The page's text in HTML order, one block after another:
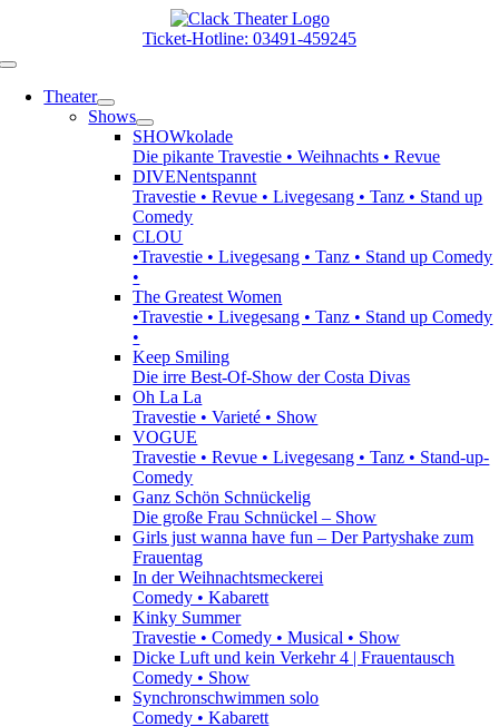
springen
Ticket-Hotline: 03491-459245
Toggle
NavigationTheater
Shows
SHOWkolade
Die pikante Travestie • Weihnachts • Revue
DIVENentspannt
Travestie • Revue • Livegesang • Tanz • Stand up
Comedy
CLOU
•Travestie • Livegesang • Tanz • Stand up Comedy
•
The Greatest Women
•Travestie • Livegesang • Tanz • Stand up Comedy
•
Keep Smiling
Die irre Best-Of-Show der Costa Divas
Oh La La
Travestie • Varieté • Show
VOGUE
Travestie • Revue • Livegesang • Tanz • Stand-up-
Comedy
Ganz Schön Schnückelig
Die große Frau Schnückel – Show
Girls just wanna have fun – Der Partyshake zum
Frauentag
In der Weihnachtsmeckerei
Comedy • Kabarett
Kinky Summer
Travestie • Comedy • Musical • Show
Dicke Luft und kein Verkehr 4 | Frauentausch
Comedy • Show
Synchronschwimmen solo
Comedy • Kabarett